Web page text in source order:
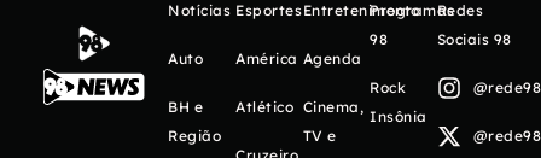
Notícias
Auto
BH e
Região
Esportes
América
Atlético
Entretenimento
Agenda
Cinema,
TV e
Programas
98
Rock
Insônia
Redes
Sociais 98